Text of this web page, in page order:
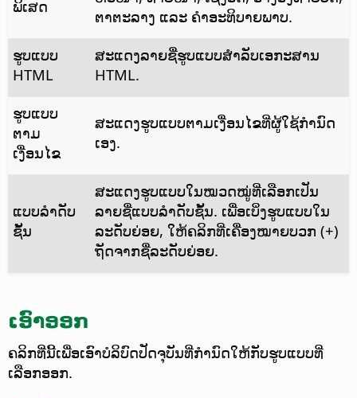
ພິເສດ
ຕາຕະລາງ ແລະ ຄຳອະທິບາຍພາບ.
ຮູບແບບ
HTML
ສະແດງລາຍຊື່ຮູບແບບສຳລັບເອກະສານ
HTML.
ຮູບແບບ
ຕາມ
ເງື່ອນໄຂ
ສະແດງຮູບແບບຕາມເງື່ອນໄຂທີ່ຜູ້ໃຊ້ກຳນົດ
ເອງ.
ແບບລຳດັບ
ຊັ້ນ
ສະແດງຮູບແບບໃນໝວດໝູ່ທີ່ເລືອກເປັນ
ລາຍຊື່ແບບລຳດັບຊັ້ນ. ເພື່ອເບິ່ງຮູບແບບໃນ
ລະດັບຍ່ອຍ, ໃຫ້ຄລິກທີ່ເຄື່ອງໝາຍບວກ (+)
ຖັດຈາກຊື່ລະດັບຍ່ອຍ.
ເອົາອອກ
ຄລິກທີ່ນີ້ເພື່ອເອົາບໍລິບົດປັດຈຸບັນທີ່ກຳນົດໃຫ້ກັບຮູບແບບທີ່
ເລືອກອອກ.